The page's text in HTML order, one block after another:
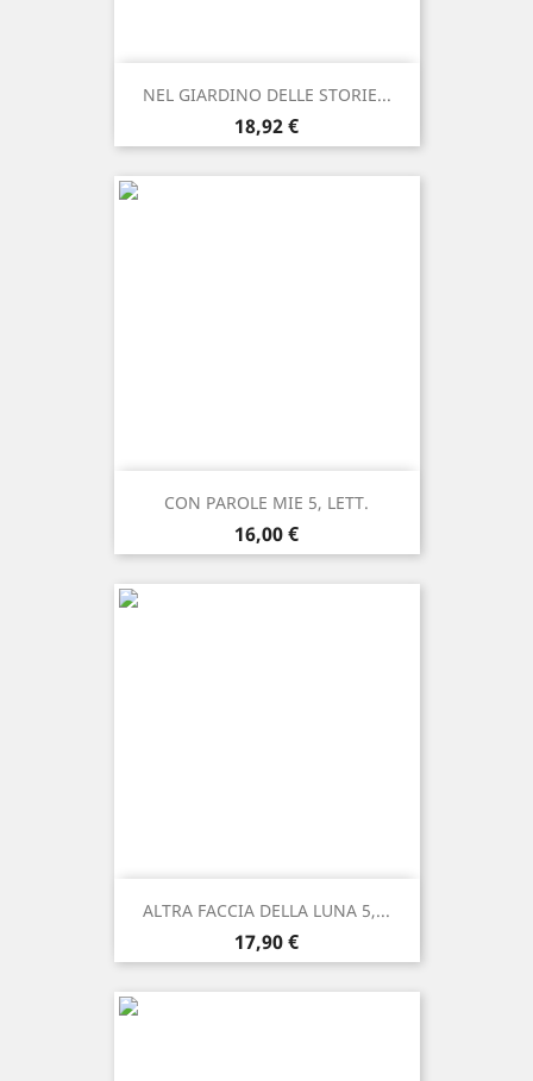
NEL GIARDINO DELLE STORIE...
Prezzo
18,92 €
CON PAROLE MIE 5, LETT.
Prezzo
16,00 €
ALTRA FACCIA DELLA LUNA 5,...
Prezzo
17,90 €